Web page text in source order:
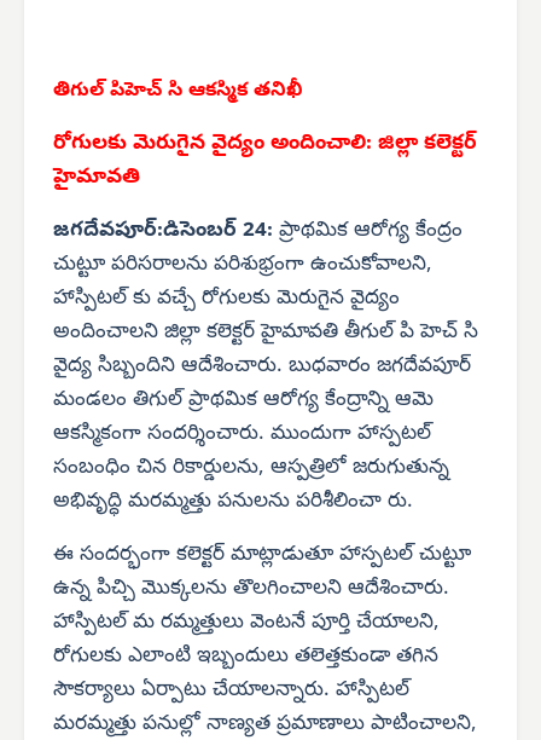
తిగుల్ పిహెచ్ సి ఆకస్మిక తనిఖీ
రోగులకు మెరుగైన వైద్యం అందించాలి: జిల్లా కలెక్టర్
హైమావతి
జగదేవపూర్:డిసెంబర్ 24: ప్రాథమిక ఆరోగ్య కేంద్రం
చుట్టూ పరిసరాలను పరిశుభ్రంగా ఉంచుకోవాలని,
హాస్పిటల్ కు వచ్చే రోగులకు మెరుగైన వైద్యం
అందించాలని జిల్లా కలెక్టర్ హైమావతి తీగుల్ పి హెచ్ సి
వైద్య సిబ్బందిని ఆదేశించారు. బుధవారం జగదేవపూర్
మండలం తిగుల్ ప్రాథమిక ఆరోగ్య కేంద్రాన్ని ఆమె
ఆకస్మికంగా సందర్శించారు. ముందుగా హాస్పటల్
సంబంధిం చిన రికార్డులను, ఆస్పత్రిలో జరుగుతున్న
అభివృద్ధి మరమ్మత్తు పనులను పరిశీలించా రు.
ఈ సందర్భంగా కలెక్టర్ మాట్లాడుతూ హాస్పటల్ చుట్టూ
ఉన్న పిచ్చి మొక్కలను తొలగించాలని ఆదేశించారు.
హాస్పిటల్ మ రమ్మత్తులు వెంటనే పూర్తి చేయాలని,
రోగులకు ఎలాంటి ఇబ్బందులు తలెత్తకుండా తగిన
సౌకర్యాలు ఏర్పాటు చేయాలన్నారు. హాస్పిటల్
మరమ్మత్తు పనుల్లో నాణ్యత ప్రమాణాలు పాటించాలని,